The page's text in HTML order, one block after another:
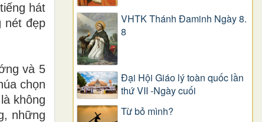
hát
nét đẹp
và 5
chọn
không
những
VHTK Thánh Đaminh Ngày 8.
8
Đại Hội Giáo lý toàn quốc lần
thứ VII -Ngày cuối
Từ bỏ mình?